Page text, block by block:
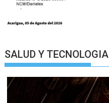
SALUD Y TECNOLOGIA